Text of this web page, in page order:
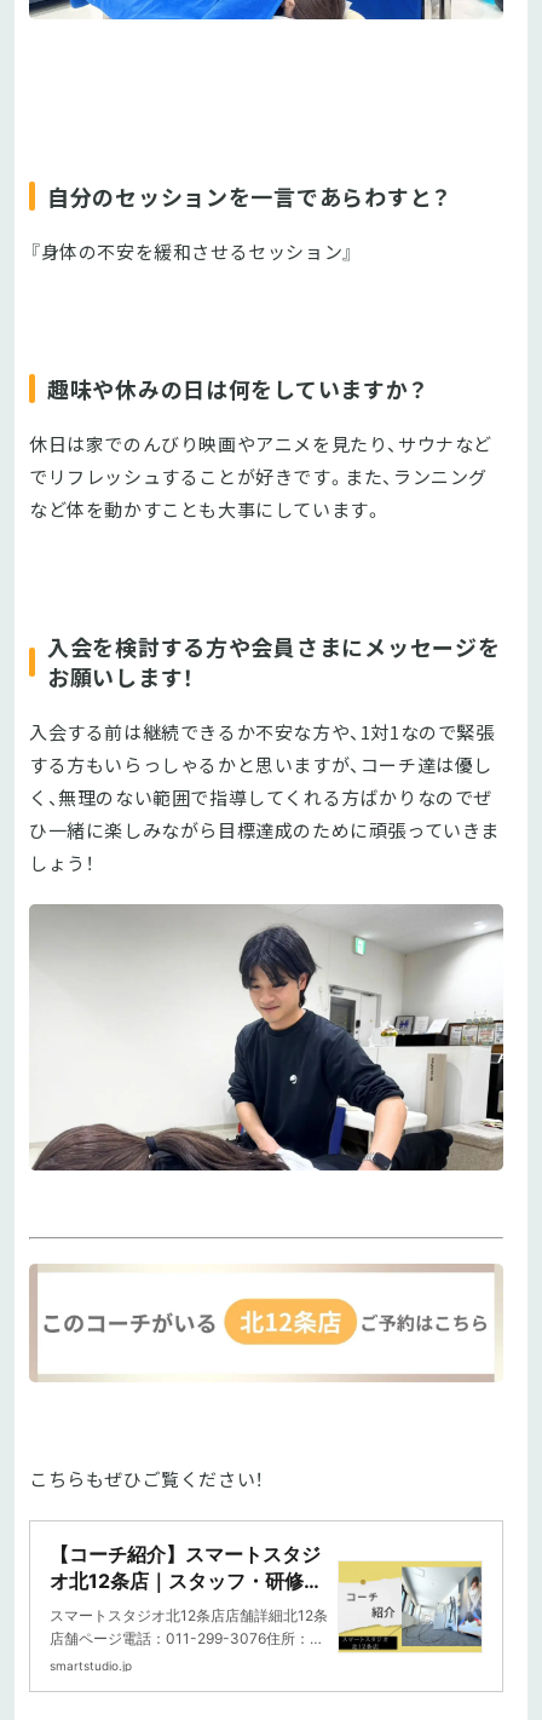
自分のセッションを一言であらわすと？
『身体の不安を緩和させるセッション』
趣味や休みの日は何をしていますか？
休日は家でのんびり映画やアニメを見たり、サウナなど
でリフレッシュすることが好きです。また、ランニング
など体を動かすことも大事にしています。
入会を検討する方や会員さまにメッセージを
お願いします！
入会する前は継続できるか不安な方や、1対1なので緊張
する方もいらっしゃるかと思いますが、コーチ達は優し
く、無理のない範囲で指導してくれる方ばかりなのでぜ
ひ一緒に楽しみながら目標達成のために頑張っていきま
しょう！
こちらもぜひご覧ください！
【コーチ紹介】スマートスタジ
オ北12条店｜スタッフ・研修・
教育｜コラム｜20分フィットネ
ス スマートスタジオ
スマートスタジオ北12条店店舗詳細北12条
店舗ページ電話：011-299-3076住所：札
幌市東区北12条東4丁目2-1 N12...
smartstudio.jp